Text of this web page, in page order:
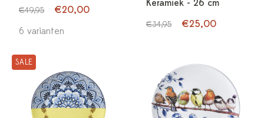
€49,95
€20,00
6 varianten
Keramiek - 26 cm
€34,95 €25,00
SALE